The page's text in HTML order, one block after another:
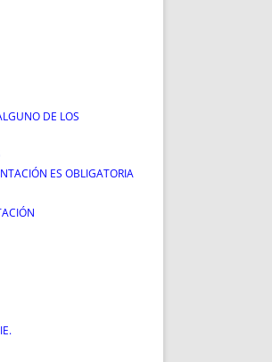
DE LOS
ES OBLIGATORIA